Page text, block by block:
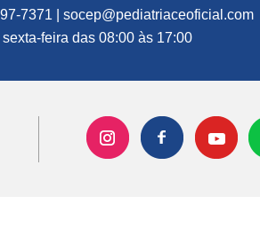
7371 | socep@pediatriaceoficial.com
feira das 08:00 às 17:00